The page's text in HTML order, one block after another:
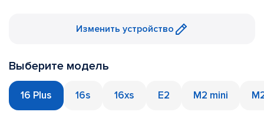
Изменить устройство
Выберите модель
16 Plus 16s 16xs E2 M2 mini